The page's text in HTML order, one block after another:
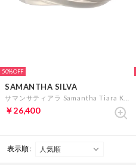
50%
SAMANTHA SILVA
￥26,400
表示順 :